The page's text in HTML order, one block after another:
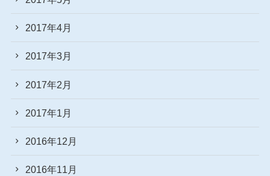
2017年4月
2017年3月
2017年2月
2017年1月
2016年12月
2016年11月